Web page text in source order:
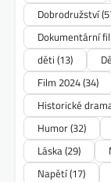
Dobrodružství
Dokumentární
děti (13)
Film 2024(34)
Historické
Humor(32)
Láska(29)
Napětí(17)